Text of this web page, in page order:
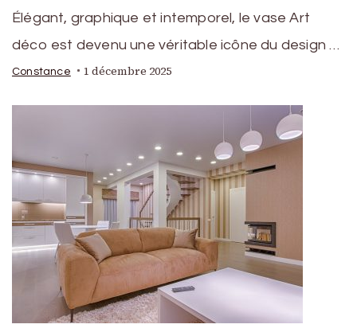
Élégant, graphique et intemporel, le vase Art
déco est devenu une véritable icône du design …
Constance 1 décembre 2025